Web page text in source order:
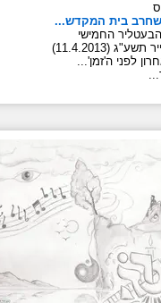
שחרב בית המקדש...
החמישי
(11.4.2013)
לפני ה'זמן'...